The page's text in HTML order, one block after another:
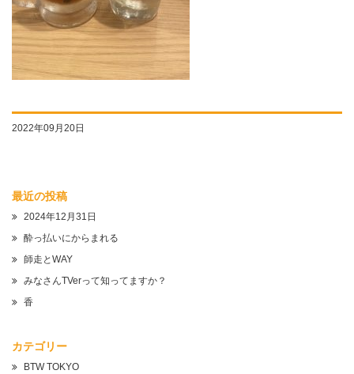
2022年09月20日
最近の投稿
2024年12月31日
酔っ払いにからまれる
師走とWAY
みなさんTVerって知ってますか？
香
カテゴリー
BTW TOKYO